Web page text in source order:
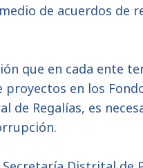
de acuerdos
que en cada ente
proyectos en los
de Regalías, es